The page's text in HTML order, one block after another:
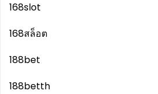
168slot
168สล็อต
188bet
188betth